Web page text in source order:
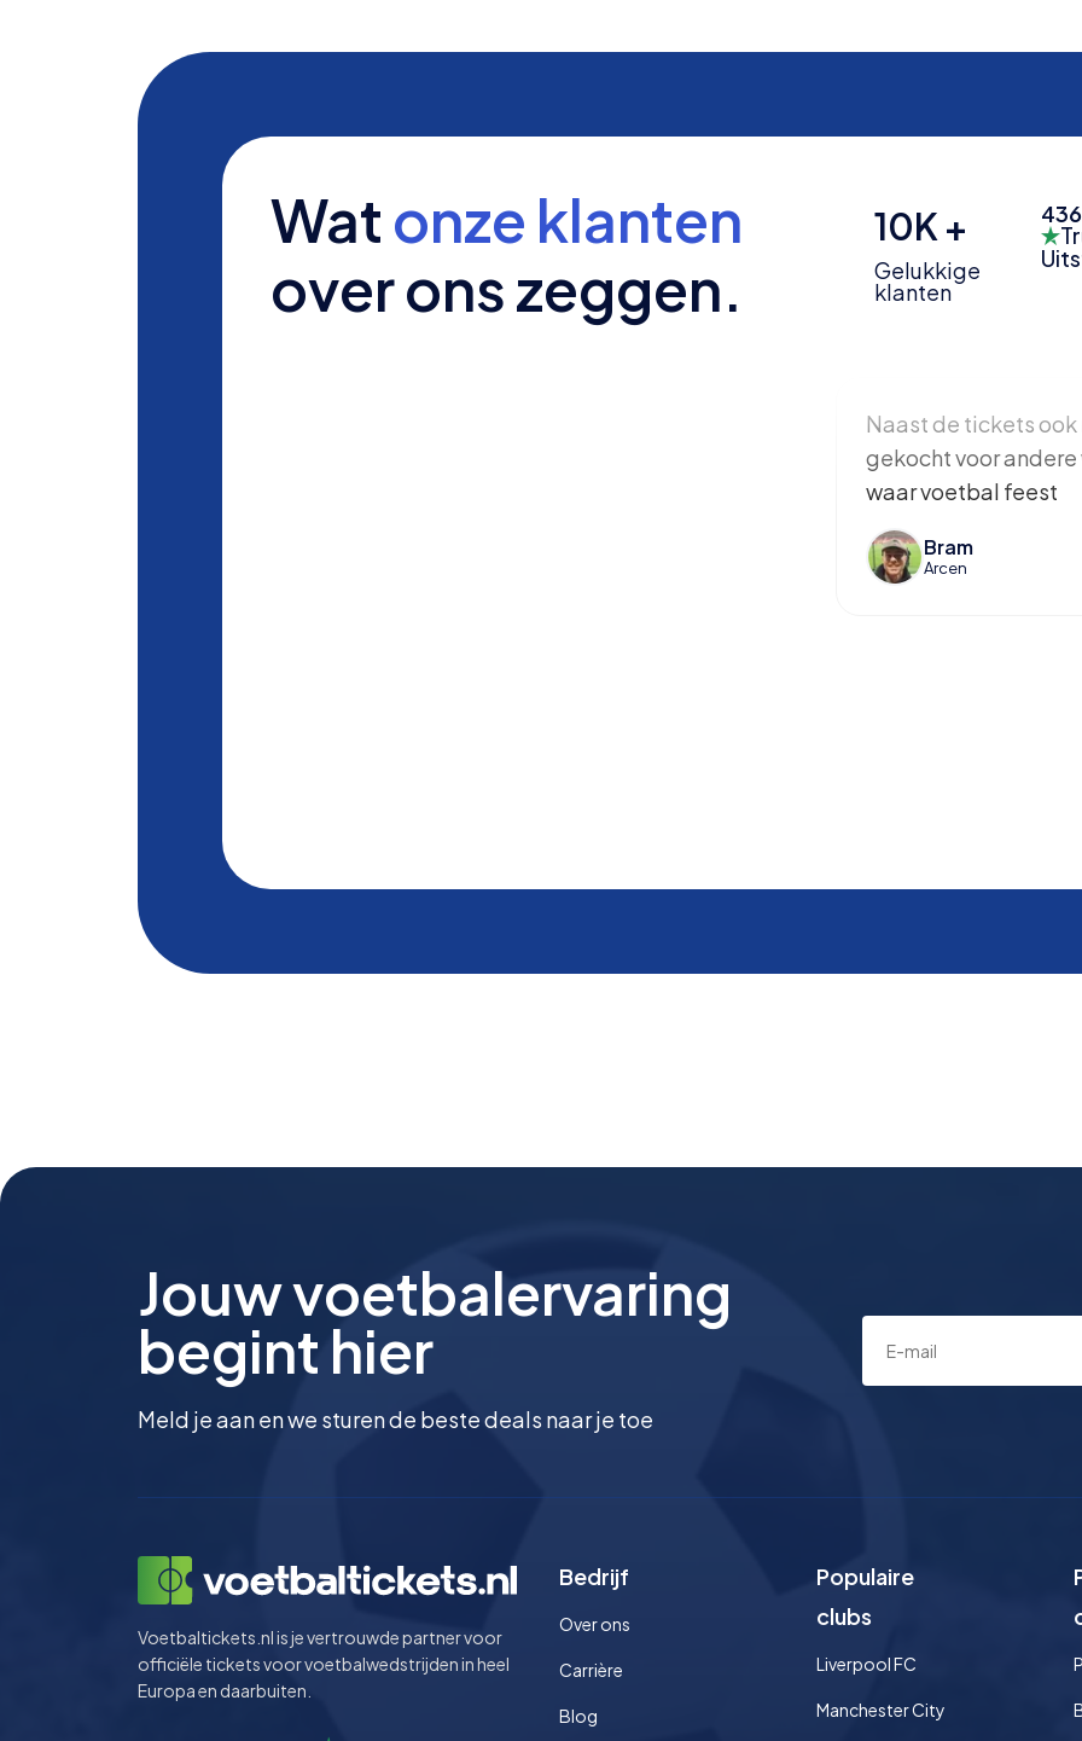
Watonze klanten
over ons zeggen.
10K +
Gelukkige
klanten
436
Naast de tickets
gekocht voor
waar voetbal feest
Bram
Arcen
Jouw voetbalervaring
begint hier
Meld je aan en we sturen de beste deals naar je toe
Voetbaltickets.nl is je vertrouwde partner voor
officiële tickets voor voetbalwedstrijden in heel
Europa en daarbuiten.
Bedrijf
Over ons
Carrière
Blog
Populaire
clubs
Liverpool FC
Manchester City